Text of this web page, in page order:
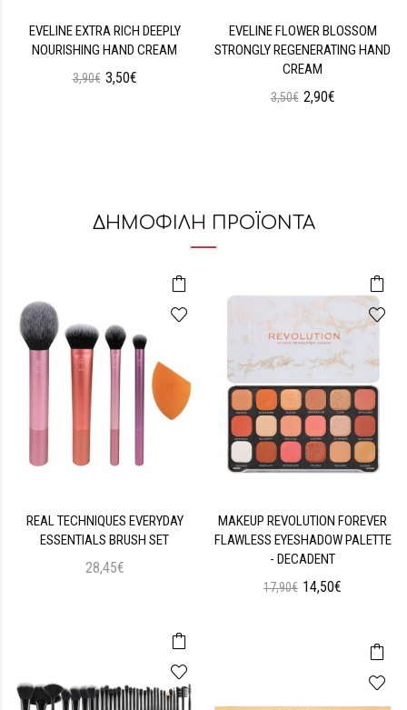
EVELINE EXTRA RICH DEEPLY
NOURISHING HAND CREAM
3,90€ 3,50€
EVELINE FLOWER BLOSSOM
STRONGLY REGENERATING HAND
CREAM
3,50€ 2,90€
ΔΗΜΟΦΙΛΗ ΠΡΟΪΟΝΤΑ
REAL TECHNIQUES EVERYDAY
ESSENTIALS BRUSH SET
28,45€
MAKEUP REVOLUTION FOREVER
FLAWLESS EYESHADOW PALETTE
- DECADENT
17,90€ 14,50€